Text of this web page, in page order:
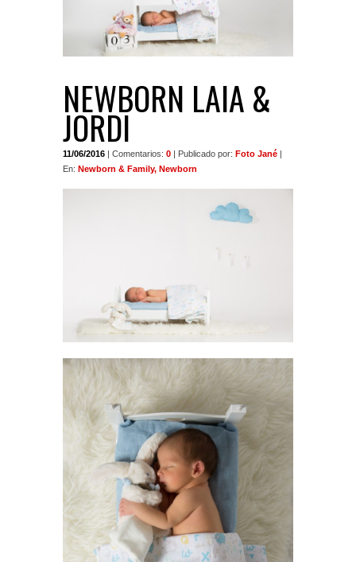
NEWBORN LAIA &
JORDI
11/06/2016 | Comentarios: 0 | Publicado por: Foto Jané |
En: Newborn & Family, Newborn